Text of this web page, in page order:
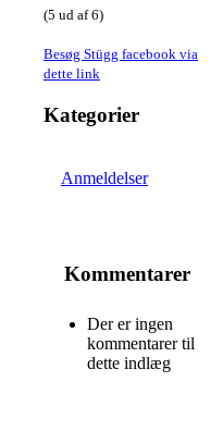
(5 ud af 6)
Besøg Stügg facebook via
dette link
Kategorier
Anmeldelser
Kommentarer
Der er ingen
kommentarer til
dette indlæg